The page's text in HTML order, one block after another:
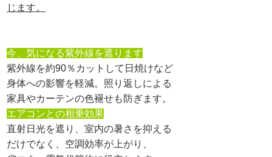
じます。
今、気になる紫外線を遮ります
紫外線を約90％カットして日焼けなど
身体への影響を軽減。照り返しによる
家具やカーテンの色褪せも防ぎます。
エアコンとの相乗効果
直射日光を遮り、室内の暑さを抑える
だけでなく、空調効率が上がり、